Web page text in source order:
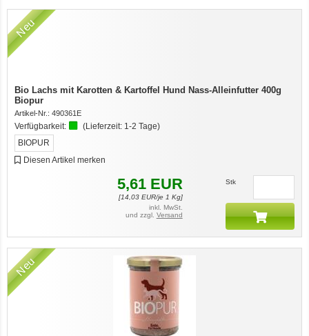
Neu
Bio Lachs mit Karotten & Kartoffel Hund Nass-Alleinfutter 400g
Biopur
Artikel-Nr.: 490361E
Verfügbarkeit: (Lieferzeit: 1-2 Tage)
BIOPUR
Diesen Artikel merken
5,61 EUR
[14,03EUR/je 1 Kg]
inkl. MwSt.
und zzgl. Versand
Stk
Neu